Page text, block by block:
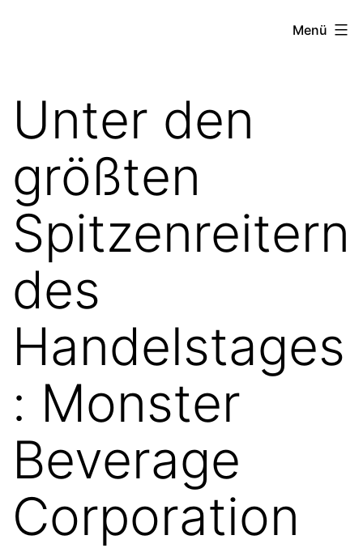
project
Menü
Unter den
größten
Spitzenreitern
des
Handelstages
: Monster
Beverage
Corporation